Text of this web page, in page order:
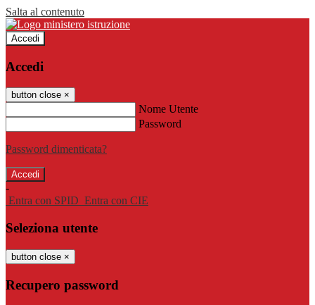
Salta al contenuto
Accedi
Accedi
button close ×
Nome Utente
Password
Password dimenticata?
-
Entra con SPID Entra con CIE
Seleziona utente
button close ×
Recupero password